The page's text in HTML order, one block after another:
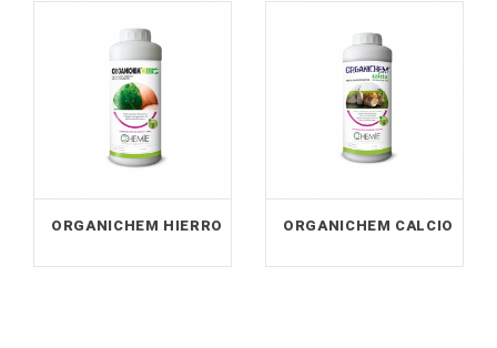
ORGANICHEM HIERRO ORGANICHEM CALCIO